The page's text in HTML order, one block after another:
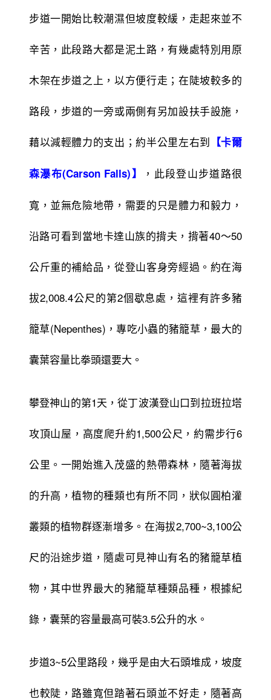
步道一開始比較潮濕但坡度較緩，走起來並不
辛苦，此段路大都是泥土路，有幾處特別用原
木架在步道之上，以方便行走；在陡坡較多的
路段，步道的一旁或兩側有另加設扶手設施，
藉以減輕體力的支出；約半公里左右到 【卡爾
森瀑布(Carson Falls)】 ，此段登山步道路很
寬，並無危險地帶，需要的只是體力和毅力，
沿路可看到當地卡達山族的揹夫，揹著40～50
公斤重的補給品，從登山客身旁經過。約在海
拔2,008.4公尺的第2個歇息處，這裡有許多豬
籠草(Nepenthes)，專吃小蟲的豬籠草，最大的
囊葉容量比拳頭還要大。
攀登神山的第1天，從丁波漢登山口到拉班拉塔
攻頂山屋，高度爬升約1,500公尺，約需步行6
公里。一開始進入茂盛的熱帶森林，隨著海拔
的升高，植物的種類也有所不同，狀似圓柏灌
叢類的植物群逐漸增多。在海拔2,700~3,100公
尺的沿途步道，隨處可見神山有名的豬籠草植
物，其中世界最大的豬籠草種類品種，根據紀
錄，囊葉的容量最高可裝3.5公升的水。
步道3~5公里路段，幾乎是由大石頭堆成，坡度
也較陡，路雖寬但踏著石頭並不好走，隨著高